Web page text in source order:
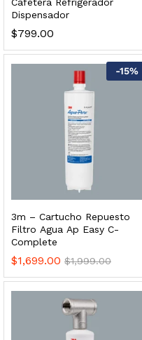
Dispensador
$799.00
-15%
3m – Cartucho Repuesto
Filtro Agua Ap Easy C-
Complete
$1,699.00 $1,999.00
Esterilizador UV 25
al carrito
Cafetera
2,899.00
al carrito
de Agua |